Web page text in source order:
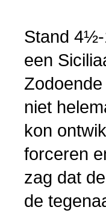
Stand
een
niet
kon
forceren
zag dat
de